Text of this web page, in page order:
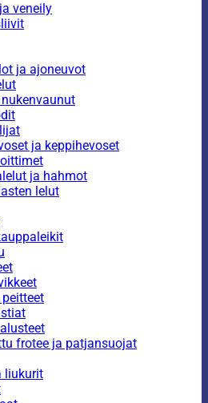
veneily
ja ajoneuvot
ja keppihevoset
ja hahmot
lelut
frotee ja patjansuojat
liukurit